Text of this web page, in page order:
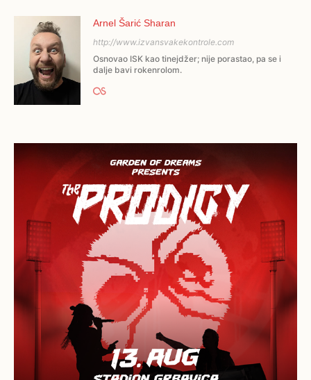
Arnel Šarić Sharan
http://www.izvansvakekontrole.com
Osnovao ISK kao tinejdžer; nije porastao, pa se i
dalje bavi rokenrolom.